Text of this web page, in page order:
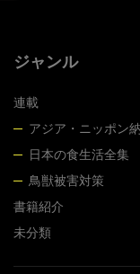
ジャンル
連載
アジア・ニッポン
日本の食生活全集
鳥獣被害対策
書籍紹介
未分類